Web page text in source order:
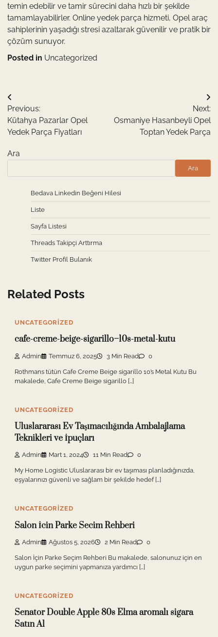
temin edebilir ve tamir sürecini daha hızlı bir şekilde
tamamlayabilirler. Online yedek parça hizmeti, Opel araç
sahiplerinin yaşadığı stresi azaltarak güvenilir ve pratik bir
çözüm sunuyor.
Posted in Uncategorized
Yazı
gezinmesi
Previous:
Kütahya Pazarlar Opel
Yedek Parça Fiyatları
Next:
Osmaniye Hasanbeyli Opel
Toptan Yedek Parça
Ara
Ara
Bedava Linkedin Beğeni Hilesi
Liste
Sayfa Listesi
Threads Takipçi Arttırma
Twitter Profil Bulanık
Related Posts
UNCATEGORIZED
cafe-creme-beige-sigarillo–10s-metal-kutu
Admin Temmuz 6, 2025 3 Min Read 0
Rothmans tütün Cafe Creme Beige sigarillo 10’s Metal Kutu Bu
makalede, Cafe Creme Beige sigarillo […]
UNCATEGORIZED
Uluslararası Ev Taşımacılığında Ambalajlama
Teknikleri ve İpuçları
Admin Mart 1, 2024 11 Min Read 0
My Home Logistic Uluslararası bir ev taşıması planladığınızda,
eşyalarınızı güvenli ve sağlam bir şekilde hedef […]
UNCATEGORIZED
Salon İcin Parke Secim Rehberi
Admin Ağustos 5, 2026 2 Min Read 0
Salon İçin Parke Seçim Rehberi Bu makalede, salonunuz için en
uygun parke seçimini yapmanıza yardımcı […]
UNCATEGORIZED
Senator Double Apple 80s Elma aromalı sigara
Satın Al